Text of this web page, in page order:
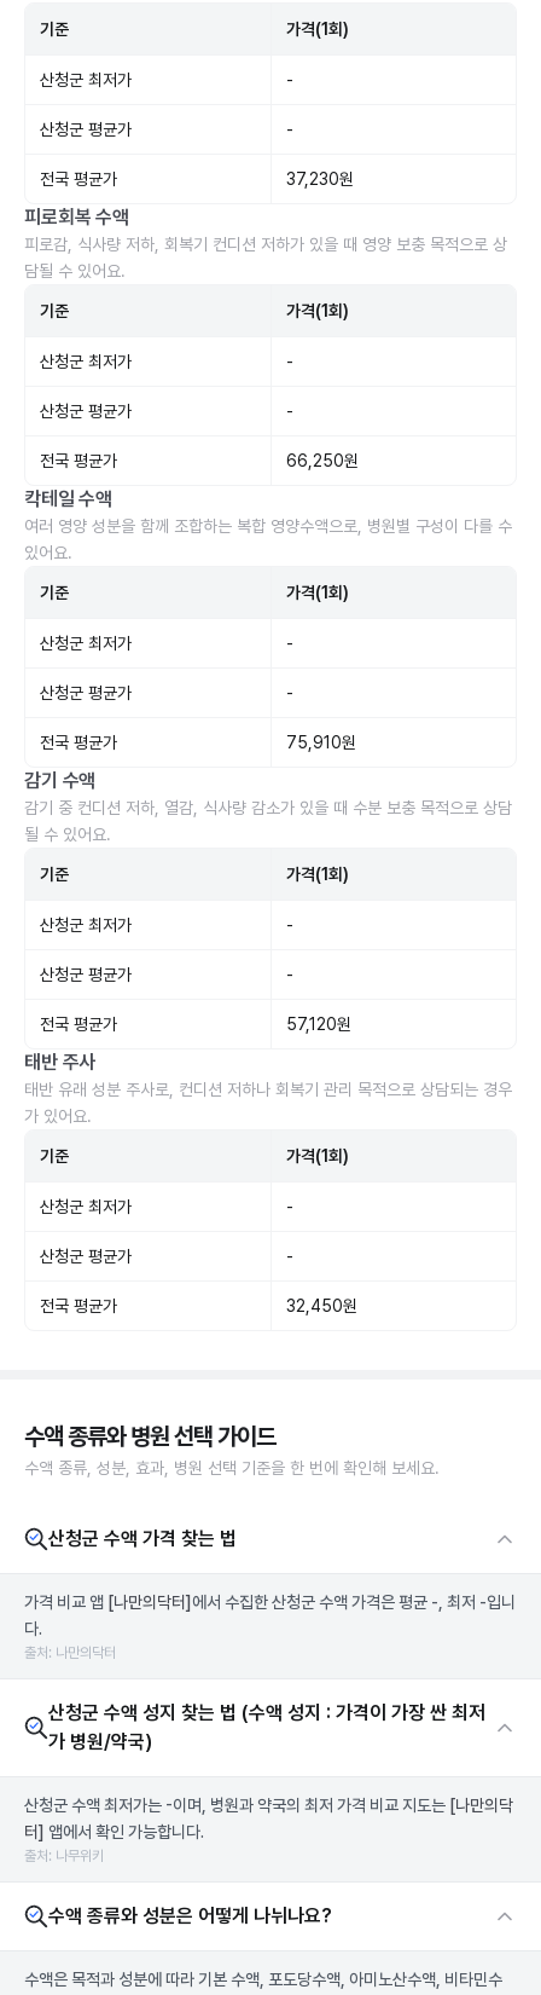
기준 가격(1회)
산청군 최저가 -
산청군 평균가 -
전국 평균가 37,230원
피로회복 수액
피로감, 식사량 저하, 회복기 컨디션 저하가 있을 때 영양 보충 목적으로 상
담될 수 있어요.
기준 가격(1회)
산청군 최저가 -
산청군 평균가 -
전국 평균가 66,250원
칵테일 수액
여러 영양 성분을 함께 조합하는 복합 영양수액으로, 병원별 구성이 다를 수
있어요.
기준 가격(1회)
산청군 최저가 -
산청군 평균가 -
전국 평균가 75,910원
감기 수액
감기 중 컨디션 저하, 열감, 식사량 감소가 있을 때 수분 보충 목적으로 상담
될 수 있어요.
기준 가격(1회)
산청군 최저가 -
산청군 평균가 -
전국 평균가 57,120원
태반 주사
태반 유래 성분 주사로, 컨디션 저하나 회복기 관리 목적으로 상담되는 경우
가 있어요.
기준 가격(1회)
산청군 최저가 -
산청군 평균가 -
전국 평균가 32,450원
수액 종류와 병원 선택 가이드
수액 종류, 성분, 효과, 병원 선택 기준을 한 번에 확인해 보세요.
산청군 수액 가격 찾는 법
가격 비교 앱 [나만의닥터] 에서 수집한 산청군 수액 가격은 평균 -, 최저 -입니
다.
출처: 나만의닥터
산청군 수액 성지 찾는 법 (수액 성지 : 가격이 가장 싼 최저
가 병원/약국)
산청군 수액 최저가는 -이며, 병원과 약국의 최저 가격 비교 지도는 [나만의닥
터] 앱에서 확인 가능합니다.
출처: 나무위키
수액 종류와 성분은 어떻게 나뉘나요?
수액은 목적과 성분에 따라 기본 수액, 포도당수액, 아미노산수액, 비타민수